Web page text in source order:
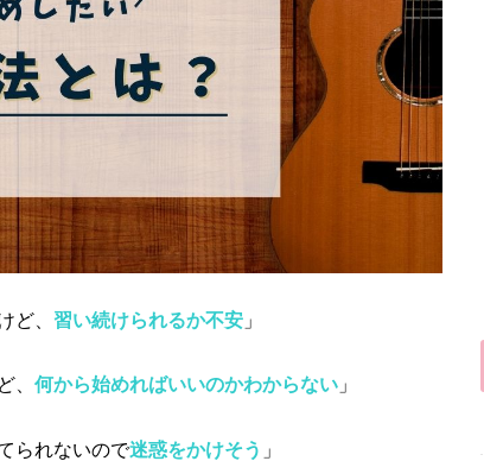
ど、 習い続けられるか不安 」
、 何から始めればいいのかわからない 」
られないので迷惑をかけそう 」